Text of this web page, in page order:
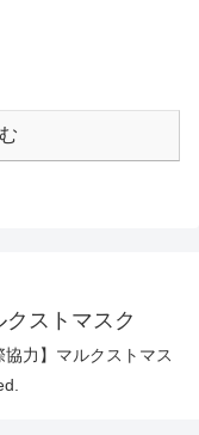
クストマスク
力】マルクストマス